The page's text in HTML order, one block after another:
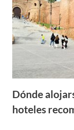
Dónde
hoteles